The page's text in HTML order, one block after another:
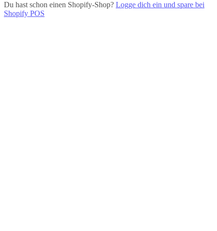
Du hast schon einen Shopify-Shop? Logge dich ein und spare bei
Shopify POS